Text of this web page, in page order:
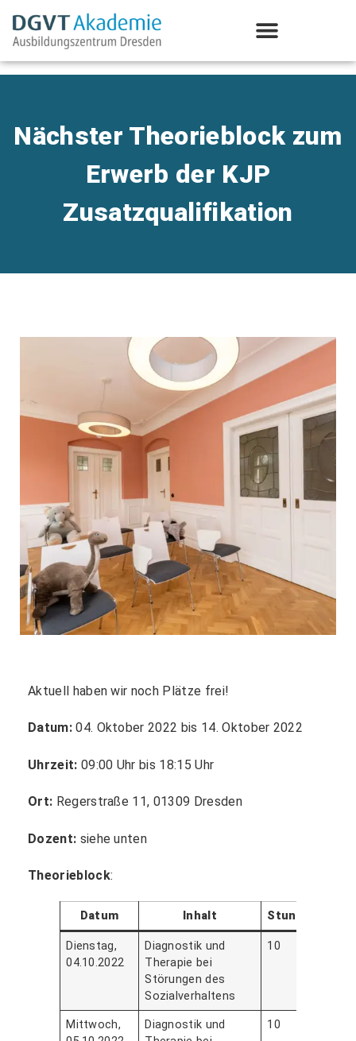
Nächster Theorieblock zum
Erwerb der KJP
Zusatzqualifikation
Aktuell haben wir noch Plätze frei!
Datum:04. Oktober 2022 bis 14. Oktober 2022
Uhrzeit: 09:00 Uhr bis 18:15 Uhr
Ort: Regerstraße 11, 01309 Dresden
Dozent: siehe unten
Theorieblock:
Datum Inhalt Stunden
Dienstag,
04.10.2022
Diagnostik und
Therapie bei
Störungen des
Sozialverhaltens
10
Mittwoch,
Diagnostik und
10